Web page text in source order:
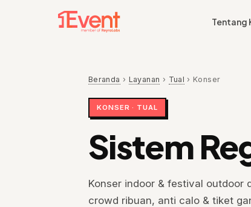
Tentang
Beranda › Layanan › Tual › Konser
KONSER · TUAL
Sistem
Konser indoor & festival outdoor
crowd ribuan, anti calo & tiket